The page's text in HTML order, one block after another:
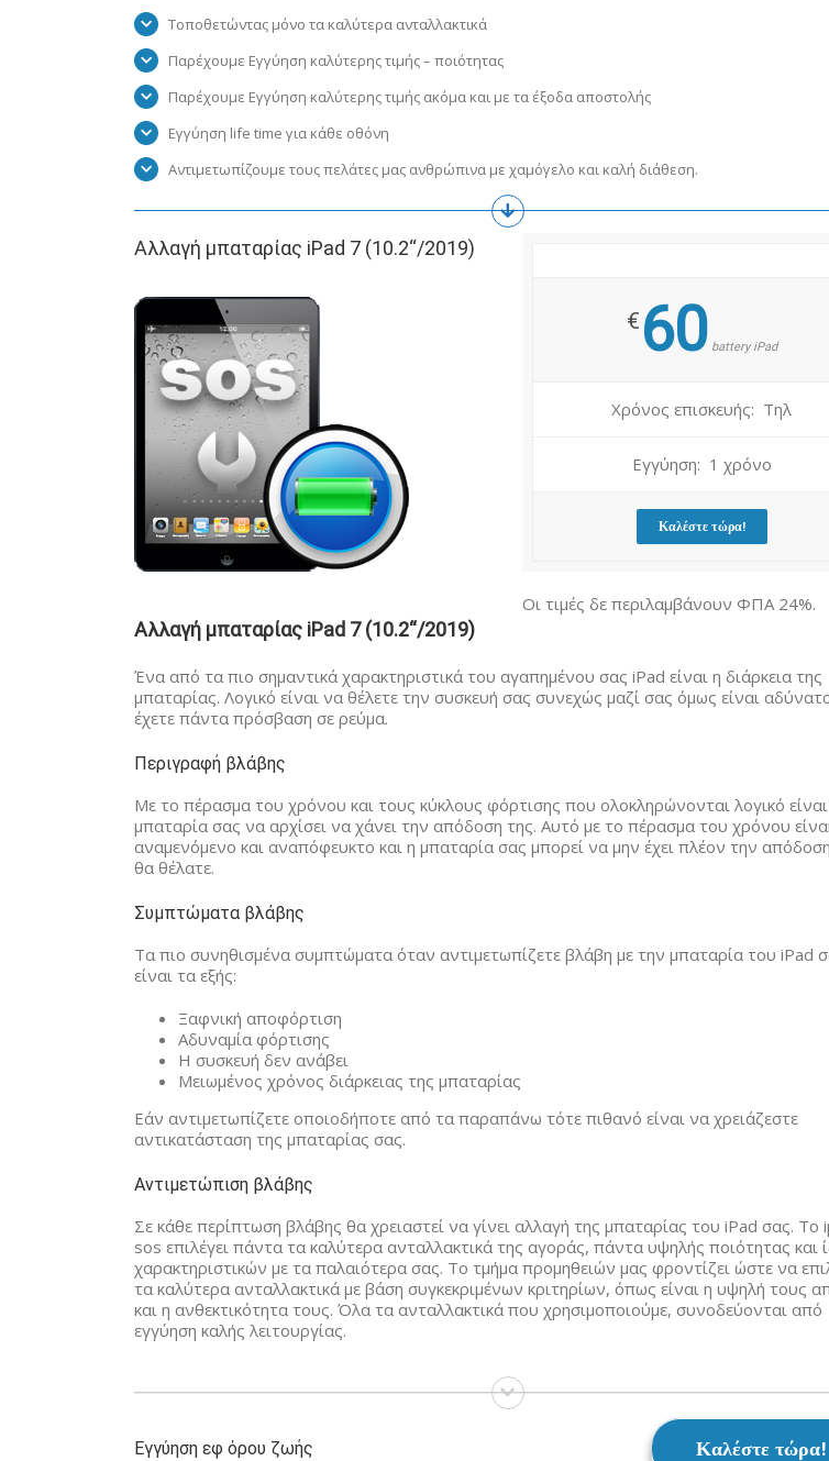
Τοποθετώντας μόνο τα καλύτερα ανταλλακτικά
Παρέχουμε Εγγύηση καλύτερης τιμής – ποιότητας
Παρέχουμε Εγγύηση καλύτερης τιμής ακόμα και με τα έξοδα αποστολής
Εγγύηση life time για κάθε οθόνη
Αντιμετωπίζουμε τους πελάτες μας ανθρώπινα με χαμόγελο και καλή διάθεση.
Αλλαγή μπαταρίας iPad 7 (10.2“/2019)
€ 60 battery iPad
Χρόνος επισκευής: Τηλ
Εγγύηση: 1 χρόνο
Καλέστε τώρα!
Οι τιμές δε περιλαμβάνουν ΦΠΑ 24%.
Αλλαγή μπαταρίας iPad 7 (10.2“/2019)
Ένα από τα πιο σημαντικά χαρακτηριστικά του αγαπημένου σας iPad είναι η διάρκεια της
μπαταρίας. Λογικό είναι να θέλετε την συσκευή σας συνεχώς μαζί σας όμως είναι
έχετε πάντα πρόσβαση σε ρεύμα.
Περιγραφή βλάβης
Με το πέρασμα του χρόνου και τους κύκλους φόρτισης που ολοκληρώνονται λογικό
μπαταρία σας να αρχίσει να χάνει την απόδοση της. Αυτό με το πέρασμα του χρόνου
αναμενόμενο και αναπόφευκτο και η μπαταρία σας μπορεί να μην έχει πλέον την
θα θέλατε.
Συμπτώματα βλάβης
Τα πιο συνηθισμένα συμπτώματα όταν αντιμετωπίζετε βλάβη με την μπαταρία του iPad
είναι τα εξής:
Ξαφνική αποφόρτιση
Αδυναμία φόρτισης
Η συσκευή δεν ανάβει
Μειωμένος χρόνος διάρκειας της μπαταρίας
Εάν αντιμετωπίζετε οποιοδήποτε από τα παραπάνω τότε πιθανό είναι να χρειάζεστε
αντικατάσταση της μπαταρίας σας.
Αντιμετώπιση βλάβης
Σε κάθε περίπτωση βλάβης θα χρειαστεί να γίνει αλλαγή της μπαταρίας του iPad σας. Το
sos επιλέγει πάντα τα καλύτερα ανταλλακτικά της αγοράς, πάντα υψηλής ποιότητας και
χαρακτηριστικών με τα παλαιότερα σας. Το τμήμα προμηθειών μας φροντίζει ώστε να
τα καλύτερα ανταλλακτικά με βάση συγκεκριμένων κριτηρίων, όπως είναι η υψηλή τους
και η ανθεκτικότητα τους. Όλα τα ανταλλακτικά που χρησιμοποιούμε, συνοδεύονται από
εγγύηση καλής λειτουργίας.
Εγγύηση εφ όρου ζωής Καλέστε τώρα!